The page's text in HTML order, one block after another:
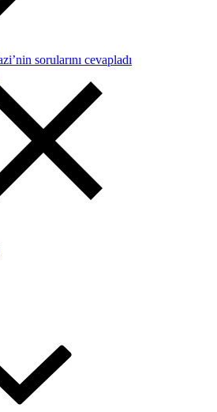
sorularını cevapladı